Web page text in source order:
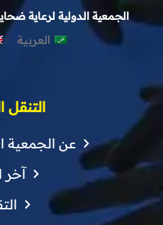
الجمعية الدولية لرعاية
العربية
التنقل
عن الجمعية
آخر